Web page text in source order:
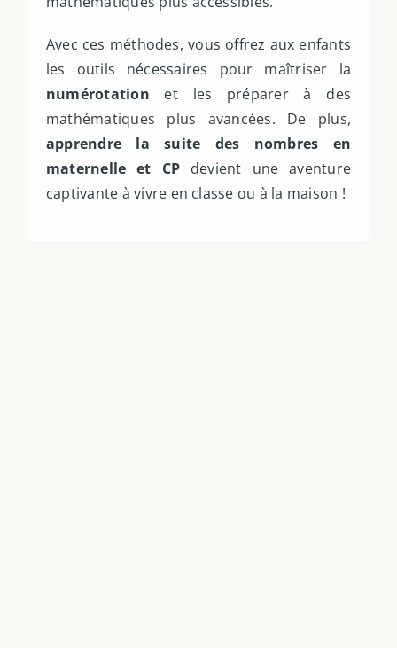
Avec ces méthodes, vous offrez aux enfants
les outils nécessaires pour maîtriser la
numérotation et les préparer à des
mathématiques plus avancées. De plus,
apprendre la suite des nombres en
maternelle et CP devient une aventure
captivante à vivre en classe ou à la maison !